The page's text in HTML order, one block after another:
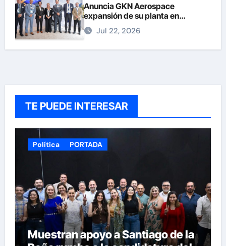
Anuncia GKN Aerospace
expansión de su planta en
Chihuahua
Jul 22, 2026
TE PUEDE INTERESAR
Política PORTADA
Muestran apoyo a Santiago de la